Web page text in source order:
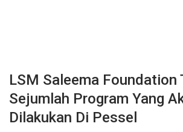
LSM Saleema Foundation
Sejumlah Program Yang
Dilakukan Di Pessel